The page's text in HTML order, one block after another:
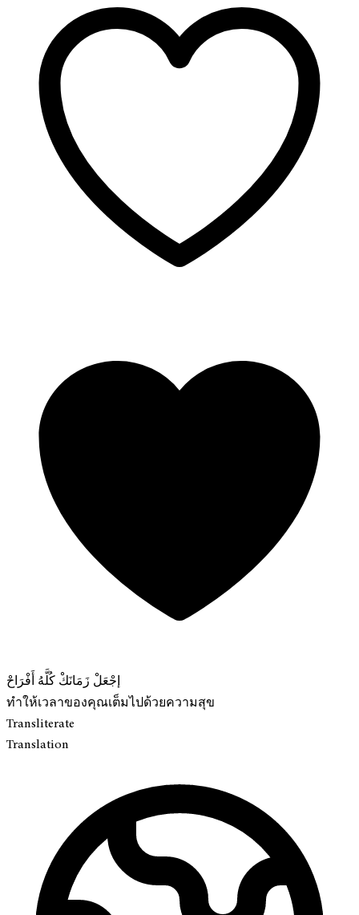
إجْعَلْ زَمَانَكْ كُلَّهُ أَفْرَاحْ
ทำให้เวลาของคุณเต็มไปด้วยความสุข
Transliterate
Translation